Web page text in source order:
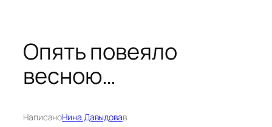
Опять повеяло
весною…
НаписаноНина Давыдовав